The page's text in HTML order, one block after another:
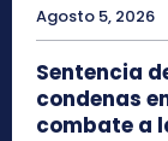
Agosto 5, 2026
Sentencia
condenas
combate a